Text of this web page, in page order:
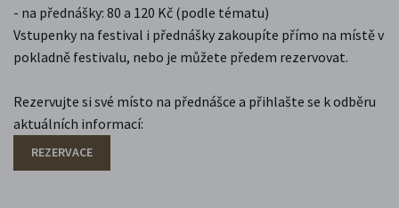
- na přednášky: 80 a 120 Kč (podle tématu)
Vstupenky na festival i přednášky zakoupíte přímo na místě v
pokladně festivalu, nebo je můžete předem rezervovat.
Rezervujte si své místo na přednášce a přihlašte se k odběru
aktuálních informací:
REZERVACE